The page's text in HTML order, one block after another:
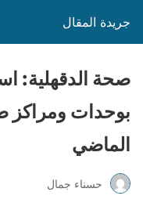
جريدة المقال
بوحدات ومراكز
الماضي
حسناء جمال